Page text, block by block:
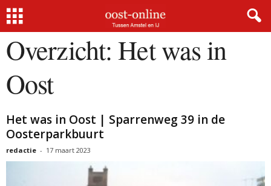
Home Het was in Oost
Overzicht: Het was in
Oost
Het was in Oost | Sparrenweg 39 in de
Oosterparkbuurt
redactie - 17 maart 2023